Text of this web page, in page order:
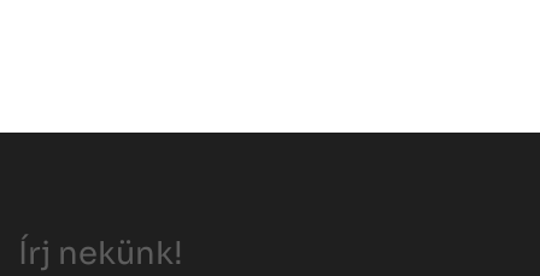
Írj nekünk!